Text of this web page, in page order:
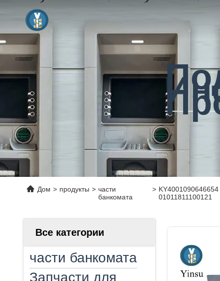
Дом > продукты > части
банкомата
>
01011811100121
Все категории
части банкомата
Запчасти для